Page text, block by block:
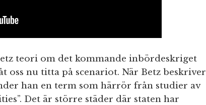
teori om det kommande inbördeskriget
oss nu titta på scenariot. När Betz beskriver
han en term som härrör från studier av
Det är större städer där staten har